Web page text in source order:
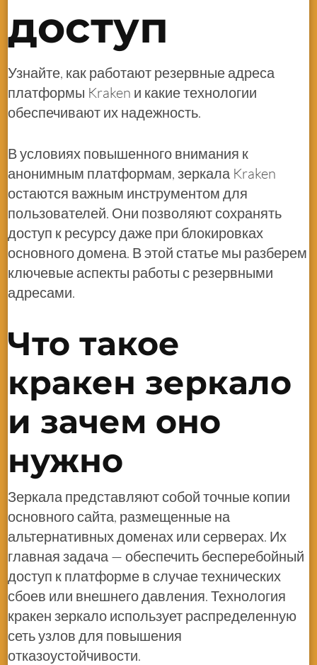
доступ
Узнайте, как работают резервные адреса
платформы Kraken и какие технологии
обеспечивают их надежность.
В условиях повышенного внимания к
анонимным платформам, зеркала Kraken
остаются важным инструментом для
пользователей. Они позволяют сохранять
доступ к ресурсу даже при блокировках
основного домена. В этой статье мы разберем
ключевые аспекты работы с резервными
адресами.
Что такое
кракен зеркало
и зачем оно
нужно
Зеркала представляют собой точные копии
основного сайта, размещенные на
альтернативных доменах или серверах. Их
главная задача — обеспечить бесперебойный
доступ к платформе в случае технических
сбоев или внешнего давления. Технология
кракен зеркало использует распределенную
сеть узлов для повышения
отказоустойчивости.